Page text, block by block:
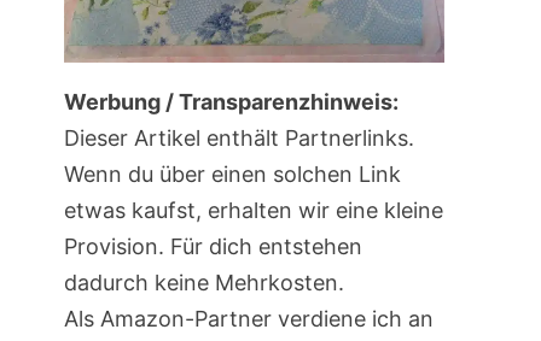
Werbung / Transparenzhinweis:
Dieser Artikel enthält Partnerlinks.
Wenn du über einen solchen Link
etwas kaufst, erhalten wir eine kleine
Provision. Für dich entstehen
dadurch keine Mehrkosten.
Als Amazon-Partner verdiene ich an